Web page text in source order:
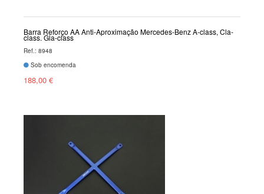
Barra Reforço AA Anti-Aproximação Mercedes-Benz A-class, Cla-
class, Gla-class
Ref.: 8948
Sob encomenda
188,00 €